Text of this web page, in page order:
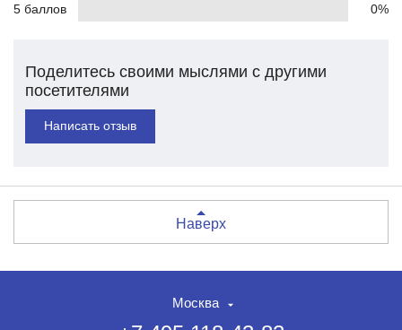
5 баллов 0%
Поделитесь своими мыслями с другими
посетителями
Написать отзыв
Наверх
Москва